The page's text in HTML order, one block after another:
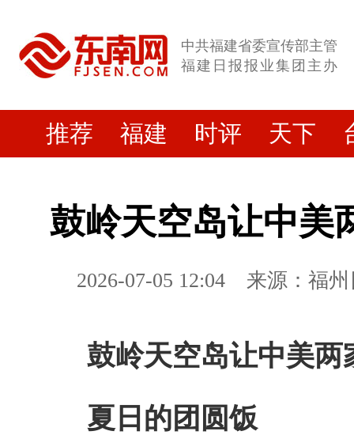
中共福建省委宣传部主管
福建日报报业集团主办
推荐 福建 时评 天下
鼓岭天空岛让中美
2026-07-05 12:04 来源：福
鼓岭天空岛让中美
夏日的团圆饭